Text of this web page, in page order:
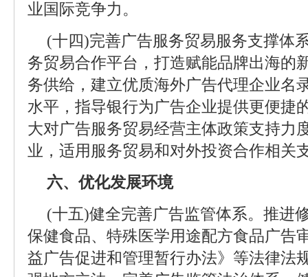
业国际竞争力。
(十四)完善广告服务贸易服务支撑体
务贸易合作平台，打造赋能品牌出海的
务供给，建立优质海外广告代理企业名
水平，指导银行为广告企业提供更便捷
大对广告服务贸易经营主体政策支持力
业，适用服务贸易和对外投资合作相关
六、优化发展环境
(十五)健全完善广告监管体系。推进
保健食品、特殊医学用途配方食品广告
益广告促进和管理暂行办法》等法律法